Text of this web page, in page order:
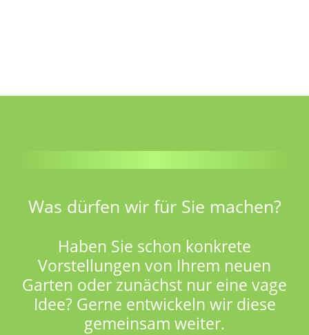
Was dürfen wir für Sie machen?
Haben Sie schon konkrete
Vorstellungen von Ihrem neuen
Garten oder zunächst nur eine vage
Idee? Gerne entwickeln wir diese
gemeinsam weiter.